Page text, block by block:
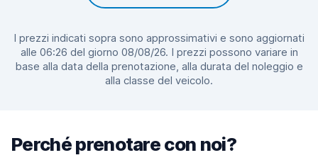
I prezzi indicati sopra sono approssimativi e sono aggiornati
alle 06:26 del giorno 08/08/26. I prezzi possono variare in
base alla data della prenotazione, alla durata del noleggio e
alla classe del veicolo.
Perché prenotare con noi?